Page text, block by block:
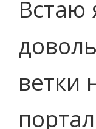
Встаю
ветки